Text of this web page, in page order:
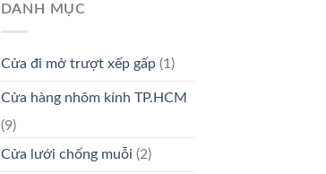
DANH MỤC
Cửa đi mở trượt xếp gấp(1)
Cửa hàng nhôm kính TP.HCM
(9)
Cửa lưới chống muỗi (2)